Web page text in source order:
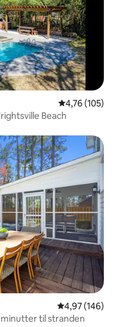
4,76 ud af 5 i
4,76 (105)
Beach
4,97 ud af 5 i
4,97 (146)
minutter til stranden